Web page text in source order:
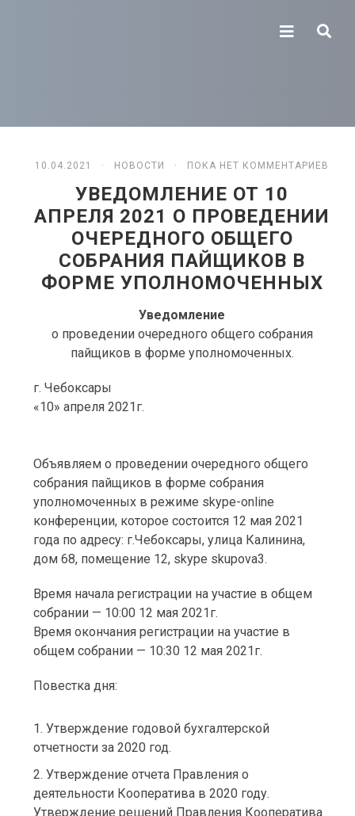
10.04.2021 · НОВОСТИ · ПОКА НЕТ КОММЕНТАРИЕВ
УВЕДОМЛЕНИЕ ОТ 10
АПРЕЛЯ 2021 О ПРОВЕДЕНИИ
ОЧЕРЕДНОГО ОБЩЕГО
СОБРАНИЯ ПАЙЩИКОВ В
ФОРМЕ УПОЛНОМОЧЕННЫХ
Уведомление
о проведении очередного общего собрания
пайщиков в форме уполномоченных.
г. Чебоксары
«10» апреля 2021г.
Объявляем о проведении очередного общего
собрания пайщиков в форме собрания
уполномоченных в режиме skype-online
конференции, которое состоится 12 мая 2021
года по адресу: г.Чебоксары, улица Калинина,
дом 68, помещение 12, skype skupova3.
Время начала регистрации на участие в общем
собрании — 10:00 12 мая 2021г.
Время окончания регистрации на участие в
общем собрании — 10:30 12 мая 2021г.
Повестка дня:
Утверждение годовой бухгалтерской
отчетности за 2020 год.
Утверждение отчета Правления о
деятельности Кооператива в 2020 году.
Утверждение решений Правления Кооператива